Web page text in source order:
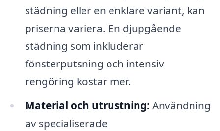
städning eller en enklare variant, kan
priserna variera. En djupgående
städning som inkluderar
fönsterputsning och intensiv
rengöring kostar mer.
Material och utrustning: Användning
av specialiserade